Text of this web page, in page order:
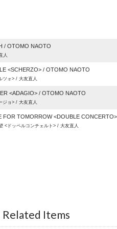
/ OTOMO NAOTO
人
<SCHERZO> / OTOMO NAOTO
ツォ> / 大友直人
<ADAGIO> / OTOMO NAOTO
ジョ> / 大友直人
FOR TOMORROW <DOUBLE
<ドッペルコンチェルト> / 大友直人
Related Items